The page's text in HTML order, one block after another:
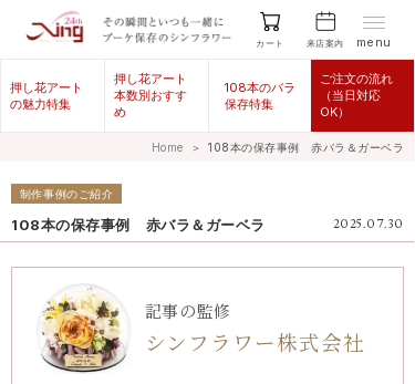
カート 来店案内 menu
押し花アート
の魅力特集
押し花アート
本数別おすす
め
108本のバラ
保存特集
ご注文の流れ
（当日対応
OK）
Home ＞ 108本の保存事例 赤バラ＆ガーベラ
制作事例のご紹介
2025.07.30
108本の保存事例 赤バラ＆ガーベラ
記事の監修
シンフラワー株式会社